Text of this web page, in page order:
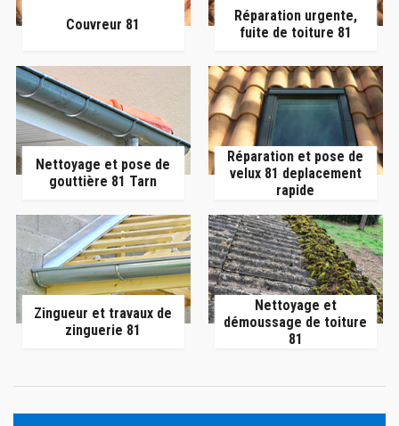
Couvreur 81
Réparation urgente,
fuite de toiture 81
Nettoyage et pose de
gouttière 81 Tarn
Réparation et pose de
velux 81 deplacement
rapide
Zingueur et travaux de
zinguerie 81
Nettoyage et
démoussage de toiture
81